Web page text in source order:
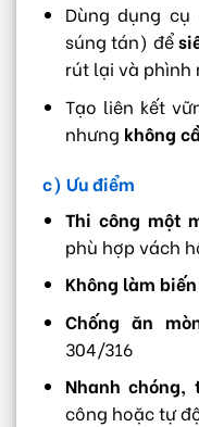
Dùng dụng
súng tán) để
rút lại và phình
Tạo liên kết
nhưng không
c) Ưu điểm
Thi công một
phù hợp vách
Không làm
Chống ăn
304/316
Nhanh chóng,
công hoặc tự